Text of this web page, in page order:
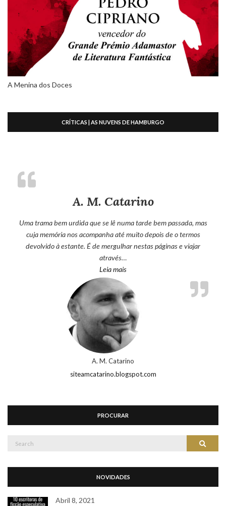
A Menina dos Doces
CRÍTICAS | AS NUVENS DE HAMBURGO
A. M. Catarino
Uma trama bem urdida que se lê numa tarde bem passada, mas
cuja memória nos acompanha até muito depois de o termos
devolvido à estante. É de mergulhar nestas páginas e viajar
através…
Leia mais“A. M. Catarino”
A. M. Catarino
siteamcatarino.blogspot.com
PROCURAR
Search
NOVIDADES
Abril 8, 2021